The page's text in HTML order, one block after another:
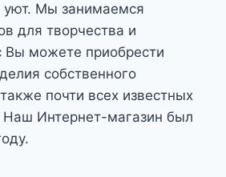
уют. Мы занимаемся
для творчества и
Вы можете приобрести
собственного
почти всех известных
Наш Интернет-магазин был